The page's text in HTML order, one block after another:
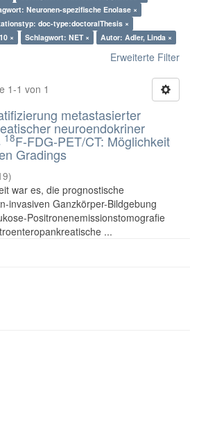
Neuronen-spezifische Enolase ×
doc-type:doctoralThesis ×
×
Schlagwort: NET × Autor: Adler, Linda ×
Erweiterte Filter
1-1 von 1
metastasierter
neuroendokriner
18F-FDG-PET/CT: Möglichkeit
Gradings
)
war es, die prognostische
invasiven Ganzkörper-Bildgebung
Positronenemissionstomografie
...